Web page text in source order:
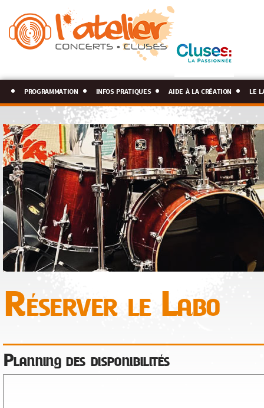
programmation infos pratiques aide à la création le
Réserver le Labo
Planning des disponibilités